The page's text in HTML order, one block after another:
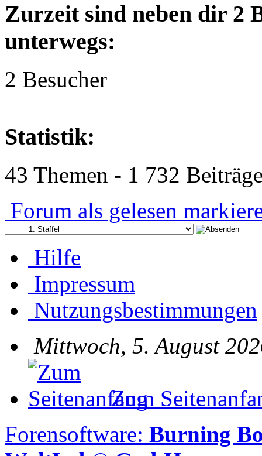
Zurzeit sind neben dir 2
unterwegs:
2 Besucher
Statistik:
43 Themen - 1 732
Forum als gelesen
Hilfe
Impressum
Nutzungsbestimmungen
Mittwoch, 5. August
Zum
Forensoftware: Burning